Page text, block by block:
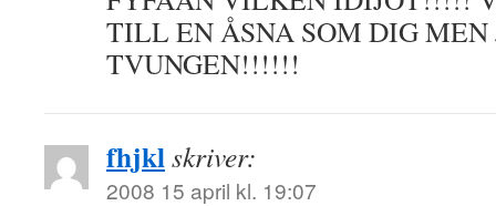
TILL EN ÅSNA SOM DIG MEN
TVUNGEN!!!!!!
fhjklskriver:
2008 15 april kl. 19:07